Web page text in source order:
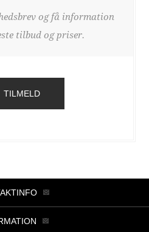
og få information
tilbud og priser.
TILMELD